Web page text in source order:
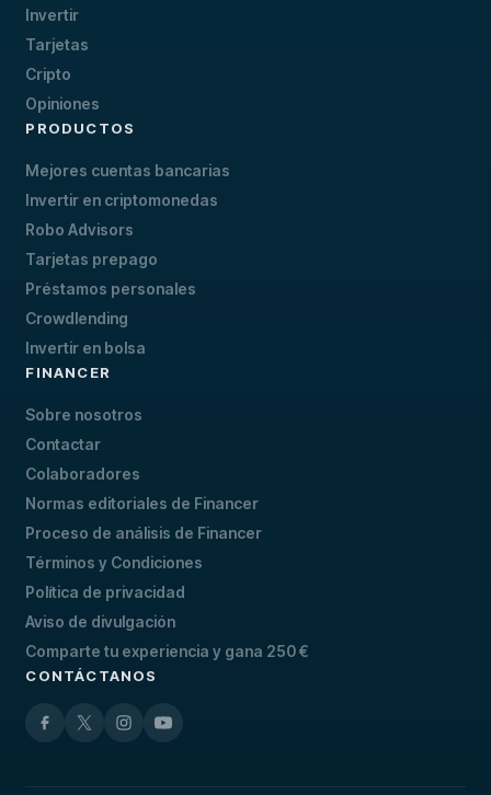
Invertir
Tarjetas
Cripto
Opiniones
PRODUCTOS
Mejores cuentas bancarias
Invertir en criptomonedas
Robo Advisors
Tarjetas prepago
Préstamos personales
Crowdlending
Invertir en bolsa
FINANCER
Sobre nosotros
Contactar
Colaboradores
Normas editoriales de Financer
Proceso de análisis de Financer
Términos y Condiciones
Política de privacidad
Aviso de divulgación
Comparte tu experiencia y gana 250 €
CONTÁCTANOS